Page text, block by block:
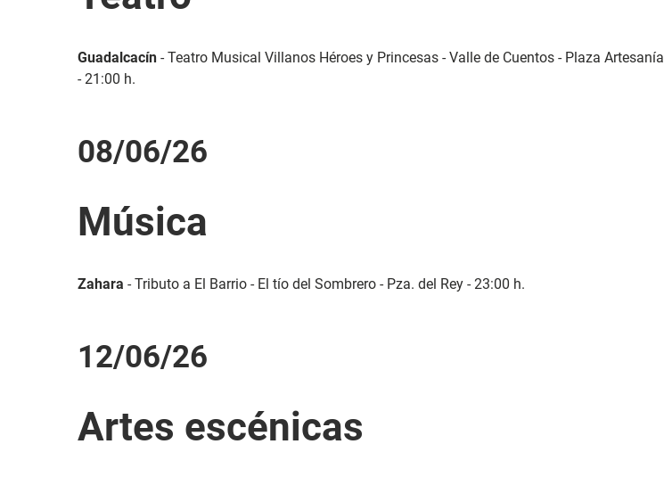
Guadalcacín - Teatro Musical Villanos Héroes y Princesas - Valle de Cuentos - Plaza Artesanía
- 21:00 h.
08/06/26
Música
Zahara - Tributo a El Barrio - El tío del Sombrero - Pza. del Rey - 23:00 h.
12/06/26
Artes escénicas